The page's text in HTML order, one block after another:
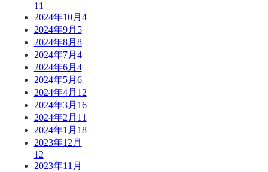
11
2024年10月 4
2024年9月 5
2024年8月 8
2024年7月 4
2024年6月 4
2024年5月 6
2024年4月 12
2024年3月 16
2024年2月 11
2024年1月 18
2023年12月
12
2023年11月